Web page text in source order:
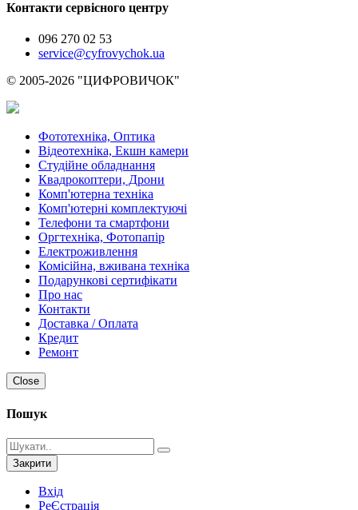
Контакти сервісного центру
096 270 02 53
service@cyfrovychok.ua
© 2005-2026 "ЦИФРОВИЧОК"
Фототехніка, Оптика
Відеотехніка, Екшн камери
Студійне обладнання
Квадрокоптери, Дрони
Комп'ютерна техніка
Комп'ютерні комплектуючі
Телефони та смартфони
Оргтехніка, Фотопапір
Електроживлення
Комісійна, вживана техніка
Подарункові сертифікати
Про нас
Контакти
Доставка / Оплата
Кредит
Ремонт
Close
Пошук
Закрити
Вхід
РеЄстрація